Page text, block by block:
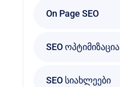
On Page SEO
SEO ოპტიმიზაცია
SEO სიახლეები